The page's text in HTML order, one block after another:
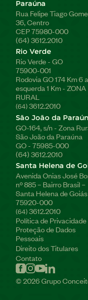
Paraúna
Rua Felipe Tiago
36, Centro
CEP 75980-000
(64) 3612.2010
Rio Verde
Rio Verde - GO
75900-001
Rodovia GO 174 Km 6 a
esquerda 1 Km - ZONA
RURAL
(64)3612.2010
São João da
GO-164, s/n - Zona
São João da Paraúna
GO - 75985-000
(64) 3612.2010
Santa Helena de
Avenida Onias José
nº 885 – Bairro Brasil –
Santa Helena de
75920-000
(64)3612.2010
Política de Privacidade
Proteção de Dados
Pessoais
Direito dos Titulares
Contato
© 2026 Grupo